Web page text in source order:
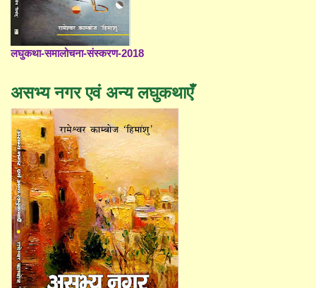
लघुकथा-समालोचना-संस्करण-2018
असभ्य नगर एवं अन्य लघुकथाएँ